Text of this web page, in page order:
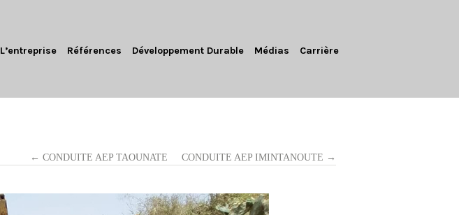
L’entreprise Références Développement Durable Médias Carrière
← CONDUITE AEP TAOUNATE CONDUITE AEP IMINTANOUTE →